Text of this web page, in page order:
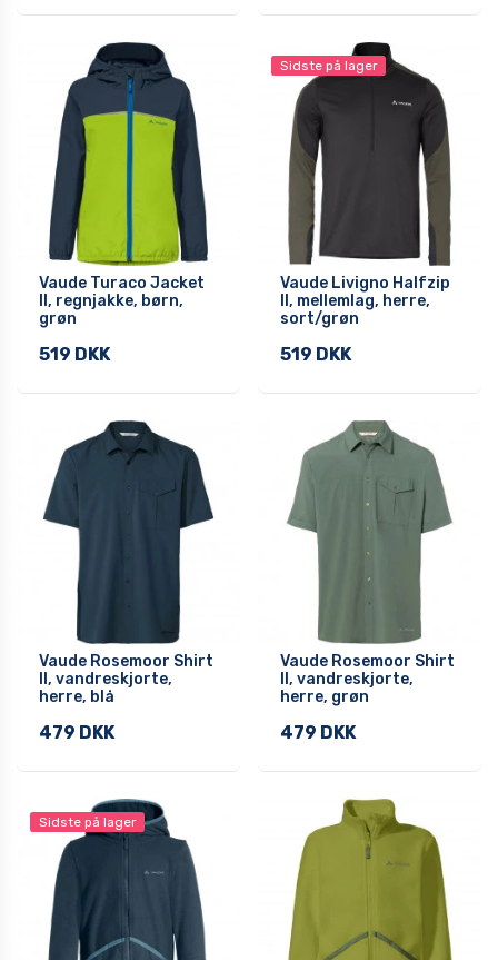
Vaude Turaco Jacket
II, regnjakke, børn,
grøn
519 DKK
Sidste på lager
Vaude Livigno Halfzip
II, mellemlag, herre,
sort/grøn
519 DKK
Vaude Rosemoor Shirt
II, vandreskjorte,
herre, blå
479 DKK
Vaude Rosemoor Shirt
II, vandreskjorte,
herre, grøn
479 DKK
Sidste på lager